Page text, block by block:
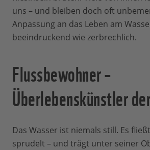
uns – und bleiben doch oft
Anpassung an das Leben am
beeindruckend wie zerbrechlich.
Flussbewohner –
Überlebenskünstler
Das Wasser ist niemals still. Es
sprudelt – und trägt unter seiner